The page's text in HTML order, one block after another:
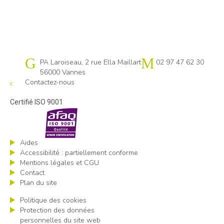
Cap emploi 56
PA Laroiseau, 2 rue Ella Maillart
56000 Vannes
02 97 47 62 30
Contactez-nous
Certifié ISO 9001
Aides
Accessibilité : partiellement conforme
Mentions légales et CGU
Contact
Plan du site
Politique des cookies
Protection des données
personnelles du site web